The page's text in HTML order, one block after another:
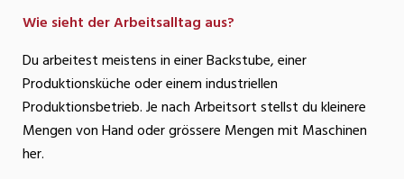
Wie sieht der Arbeitsalltag aus?
Du arbeitest meistens in einer Backstube, einer
Produktionsküche oder einem industriellen
Produktionsbetrieb. Je nach Arbeitsort stellst du kleinere
Mengen von Hand oder grössere Mengen mit Maschinen
her.